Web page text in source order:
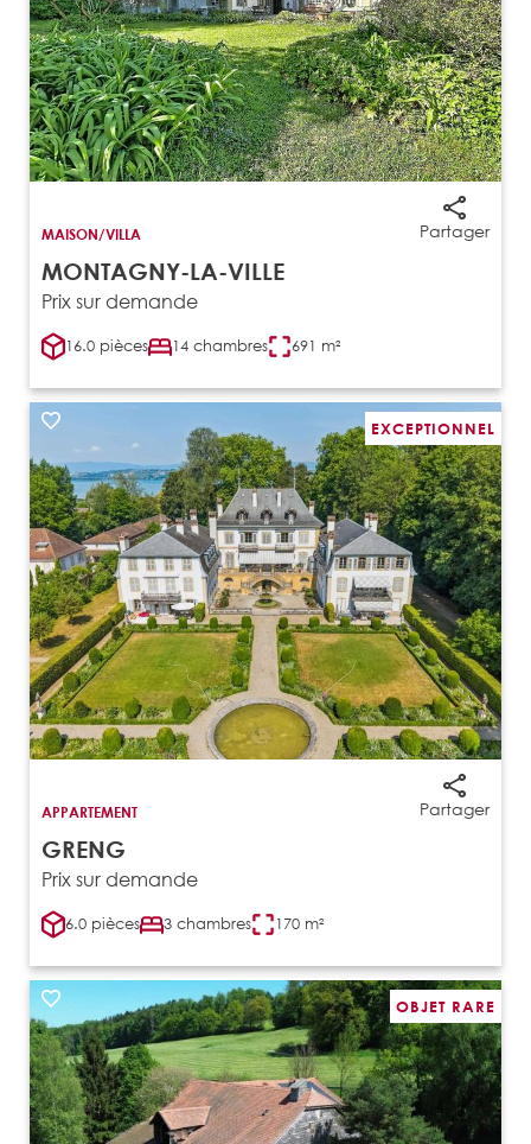
Partager
MAISON/VILLA
MONTAGNY-LA-VILLE
Prix sur demande
16.0 pièces 14 chambres 691 m²
EXCEPTIONNEL
Partager
APPARTEMENT
GRENG
Prix sur demande
6.0 pièces 3 chambres 170 m²
OBJET RARE